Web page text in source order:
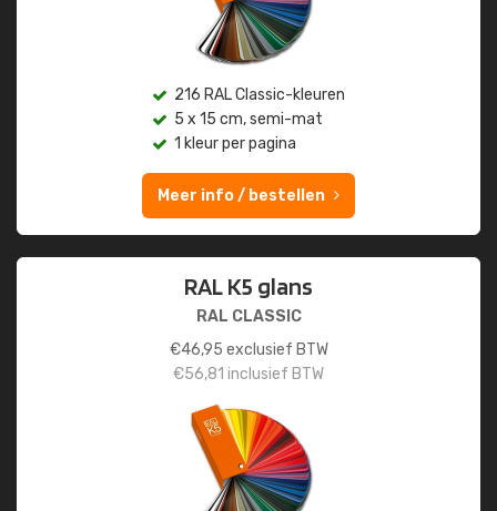
216 RAL Classic-kleuren
5 x 15 cm, semi-mat
1 kleur per pagina
Meer info / bestellen
RAL K5 glans
RAL CLASSIC
€46,95 exclusief BTW
€56,81 inclusief BTW